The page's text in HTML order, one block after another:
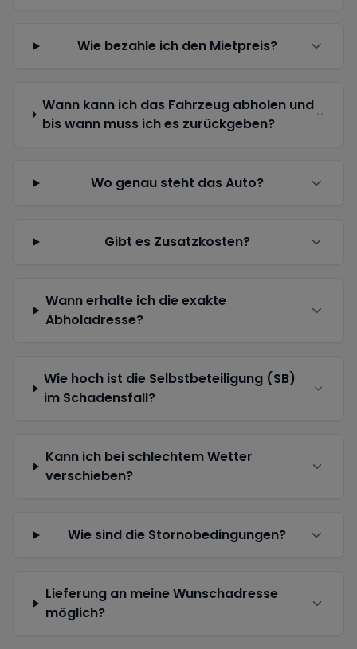
Wie bezahle ich den Mietpreis?
Wann kann ich das Fahrzeug abholen und
bis wann muss ich es zurückgeben?
Wo genau steht das Auto?
Gibt es Zusatzkosten?
Wann erhalte ich die exakte
Abholadresse?
Wie hoch ist die Selbstbeteiligung (SB)
im Schadensfall?
Kann ich bei schlechtem Wetter
verschieben?
Wie sind die Stornobedingungen?
Lieferung an meine Wunschadresse
möglich?